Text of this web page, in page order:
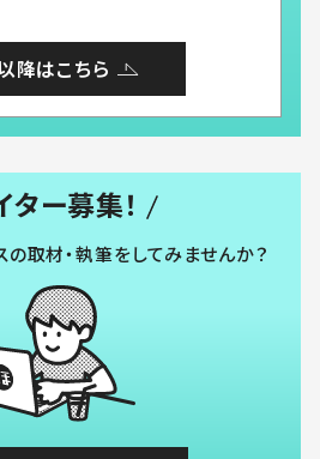
降はこちら
ター募集！
の取材・執筆をしてみませんか？